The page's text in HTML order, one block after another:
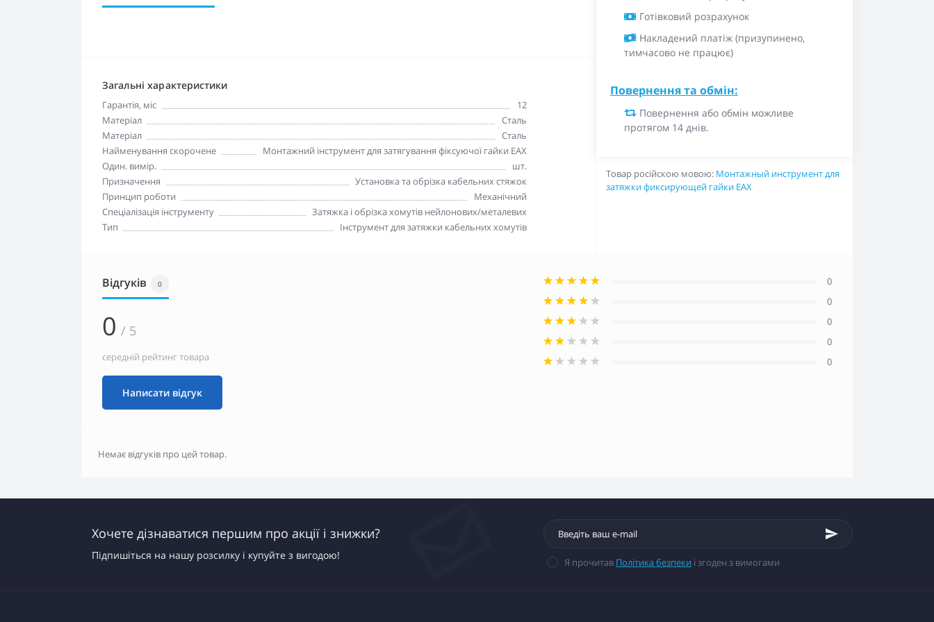
Загальні характеристики
Гарантія, міс
12
Матеріал
Сталь
Матеріал
Сталь
Найменування скорочене
Монтажний інструмент для затягування фіксуючої гайки EAX
Один. вимір.
шт.
Призначення
Установка та обрізка кабельних стяжок
Принцип роботи
Механічний
Спеціалізація інструменту
Затяжка і обрізка хомутів нейлонових/металевих
Тип
Інструмент для затяжки кабельних хомутів
Готівковий розрахунок
Накладений платіж (призупинено,
тимчасово не працює)
Повернення та обмін:
Повернення або обмін можливе
протягом 14 днів.
Товар російскою мовою: Монтажный инструмент для
затяжки фиксирующей гайки EAX
Відгуків 0
0 / 5
середній рейтинг товара
Написати відгук
0
0
0
0
0
Немає відгуків про цей товар.
Хочете дізнаватися першим про акції і знижки?
Підпишіться на нашу розсилку і купуйте з вигодою!
Я прочитав Політика безпеки і згоден з вимогами